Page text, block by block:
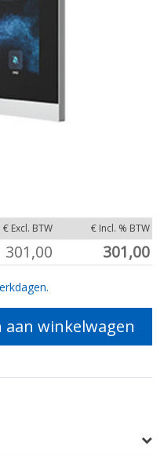
€ Excl. BTW € Incl. % BTW
301,00 301,00
aan winkelwagen